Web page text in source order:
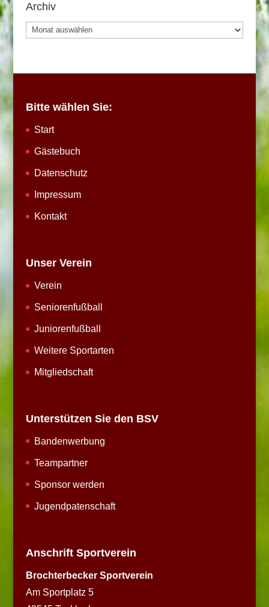
Archiv
Archiv
Bitte wählen Sie:
Start
Gästebuch
Datenschutz
Impressum
Kontakt
Unser Verein
Verein
Seniorenfußball
Juniorenfußball
Weitere Sportarten
Mitgliedschaft
Unterstützen Sie den BSV
Bandenwerbung
Teampartner
Sponsor werden
Jugendpatenschaft
Anschrift Sportverein
Brochterbecker Sportverein
Am Sportplatz 5